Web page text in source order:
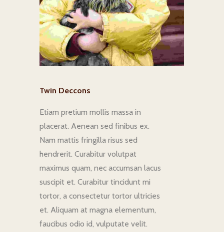
Twin Deccons
Etiam pretium mollis massa in
placerat. Aenean sed finibus ex.
Nam mattis fringilla risus sed
hendrerit. Curabitur volutpat
maximus quam, nec accumsan lacus
suscipit et. Curabitur tincidunt mi
tortor, a consectetur tortor ultricies
et. Aliquam at magna elementum,
faucibus odio id, vulputate velit.